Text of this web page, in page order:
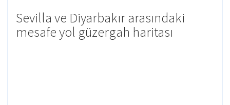
Sevilla ve Diyarbakır arasındaki
mesafe yol güzergah haritası